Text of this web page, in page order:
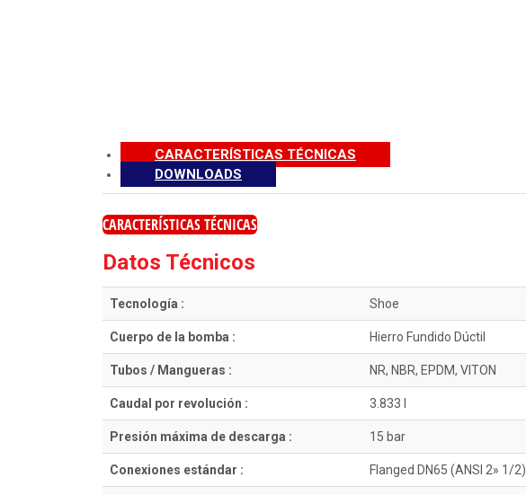
CARACTERÍSTICAS TÉCNICAS
DOWNLOADS
CARACTERÍSTICAS TÉCNICAS
Datos Técnicos
Tecnología : Shoe
Cuerpo de la bomba : Hierro Fundido Dúctil
Tubos / Mangueras : NR, NBR, EPDM, VITON
Caudal por revolución : 3.833 l
Presión máxima de descarga : 15 bar
Conexiones estándar : Flanged DN65 (ANSI 2» 1/2)